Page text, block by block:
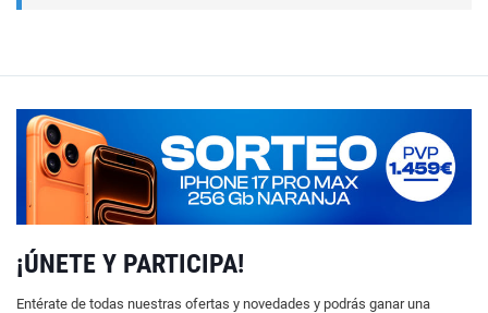
¡ÚNETE Y PARTICIPA!
Entérate de todas nuestras ofertas y novedades y podrás ganar una